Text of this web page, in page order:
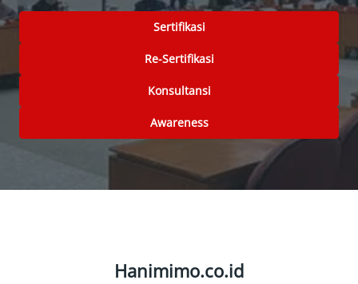
Sertifikasi
Re-Sertifikasi
Konsultansi
Awareness
Hanimimo.co.id